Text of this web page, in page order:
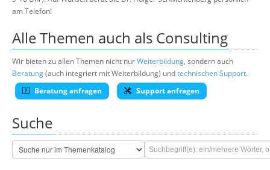
am Telefon!
Alle Themen auch als Consulting
Wir bieten zu allen Themen nicht nurWeiterbildung, sondern auch
Beratung(auch integriert mit Weiterbildung) undtechnischen Support.
Beratung anfragen
Support anfragen
Suche